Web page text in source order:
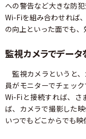
への警告など大きな防
Wi-Fiを組み合わせれば
の向上といった面でも、
監視カメラでデー
監視カメラというと
員がモニターでチェッ
Wi-Fiと接続すれば、さ
ば、カメラで撮影した
いつでもどこからでも映